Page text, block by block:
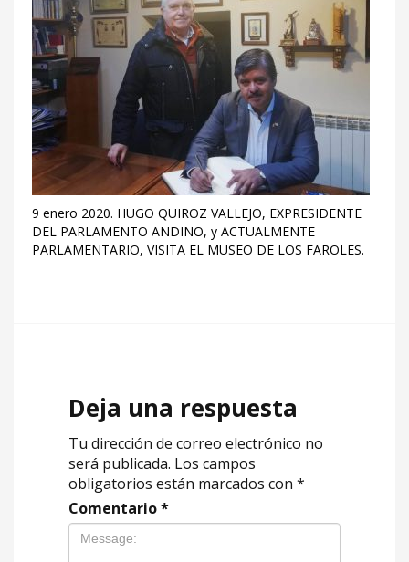
9 enero 2020. HUGO QUIROZ VALLEJO, EXPRESIDENTE
DEL PARLAMENTO ANDINO, y ACTUALMENTE
PARLAMENTARIO, VISITA EL MUSEO DE LOS FAROLES.
Deja una respuesta
Tu dirección de correo electrónico no
será publicada. Los campos
obligatorios están marcados con *
Comentario*